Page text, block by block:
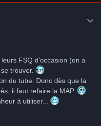
FSQ d'occasion (on a
trouver.
du tube. Donc dès que la
il faut refaire la MAP.
à utiliser...